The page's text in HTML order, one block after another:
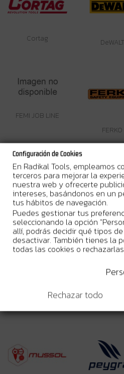
Cortag DeWALT
FEMI JOB LINE
FERKO
HIKOKI
KIVEC
MICHELIN
Configuración de Cookies
En Radikal Tools, empleamos
terceros para mejorar la
nuestra web y ofrecerte
intereses, basándonos en un
tus hábitos de navegación.
Puedes gestionar tus
seleccionando la opción
allí, podrás decidir qué tipos
desactivar. También tienes la
todas las cookies o
Rechazar todo